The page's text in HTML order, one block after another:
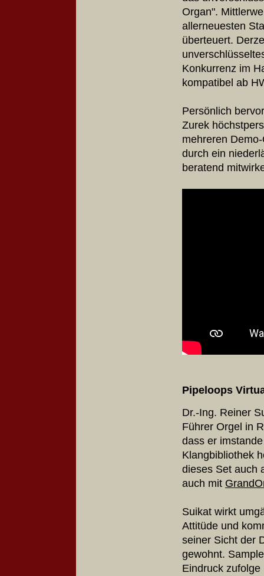
Organ".
allerneuesten
überteuert.
Konkurrenz im
kompatibel ab
Persönlich
Zurek
mehreren
durch ein
beratend
Pipeloops
Dr.-Ing. Reiner
Führer Orgel in
dass er
Klangbibliothek
dieses Set auch
auch mit
Suikat wirkt
Attitüde und
seiner Sicht der
gewohnt.
Eindruck